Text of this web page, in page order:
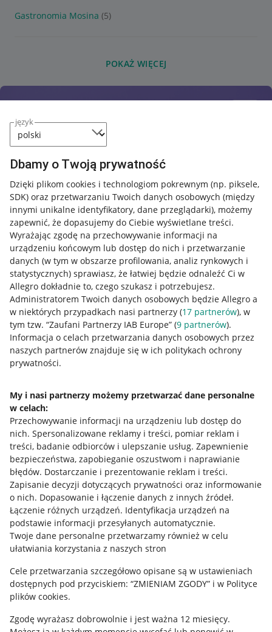
język
Dbamy o Twoją prywatność
Dzięki plikom cookies i technologiom pokrewnym (np. piksele,
SDK) oraz przetwarzaniu Twoich danych osobowych (między
innymi unikalne identyfikatory, dane przeglądarki), możemy
zapewnić, że dopasujemy do Ciebie wyświetlane treści.
Wyrażając zgodę na przechowywanie informacji na
urządzeniu końcowym lub dostęp do nich i przetwarzanie
danych (w tym w obszarze profilowania, analiz rynkowych i
statystycznych) sprawiasz, że łatwiej będzie odnaleźć Ci w
Allegro dokładnie to, czego szukasz i potrzebujesz.
Administratorem Twoich danych osobowych będzie Allegro a
w niektórych przypadkach nasi partnerzy (17 partnerów), w
tym tzw. “Zaufani Partnerzy IAB Europe” (9 partnerów).
Informacja o celach przetwarzania danych osobowych przez
naszych partnerów znajduje się w ich politykach ochrony
prywatności.
My i nasi partnerzy możemy przetwarzać dane personalne
w celach:
Przechowywanie informacji na urządzeniu lub dostęp do
nich. Spersonalizowane reklamy i treści, pomiar reklam i
treści, badanie odbiorców i ulepszanie usług. Zapewnienie
bezpieczeństwa, zapobieganie oszustwom i naprawianie
błędów. Dostarczanie i prezentowanie reklam i treści.
Zapisanie decyzji dotyczących prywatności oraz informowanie
o nich. Dopasowanie i łączenie danych z innych źródeł.
Łączenie różnych urządzeń. Identyfikacja urządzeń na
podstawie informacji przesyłanych automatycznie.
Twoje dane personalne przetwarzamy również w celu
ułatwiania korzystania z naszych stron
Cele przetwarzania szczegółowo opisane są w ustawieniach
dostępnych pod przyciskiem: “ZMIENIAM ZGODY” i w Polityce
plików cookies.
Zgodę wyrażasz dobrowolnie i jest ważna 12 miesięcy.
Gastronomia Mosina (5)
POKAŻ WIĘCEJ
Przydatne informacje
Jak to działa
Allegro Gadane dla sprzedających
Allegro Gadane dla kupujących
Mapa miejscowości
Informacje prawne
Regulamin
Polityka plików "cookies"
Ustawienia plików "cookies"
Udostępnianie lokalizacji
Informacje dla Aktu o Usługach Cyfrowych
Pobierz aplikację